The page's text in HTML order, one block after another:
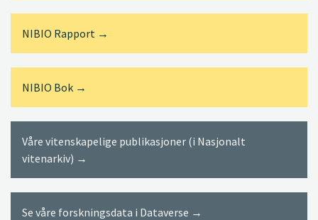
NIBIO Rapport →
NIBIO Bok →
Våre vitenskapelige publikasjoner (i Nasjonalt
vitenarkiv) →
Se våre forskningsdata i Dataverse →